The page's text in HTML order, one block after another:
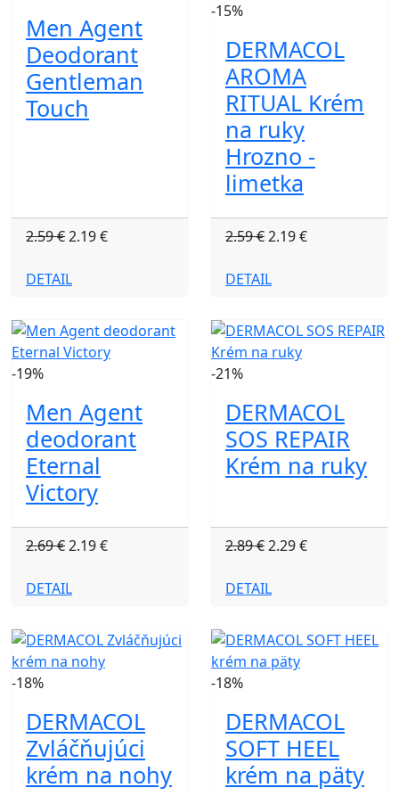
Men Agent
Deodorant
Gentleman
Touch
2.59 €2.19 €
DETAIL
-15%
DERMACOL
AROMA
RITUAL Krém
na ruky
Hrozno -
limetka
2.59 €2.19 €
DETAIL
-19%
Men Agent
deodorant
Eternal
Victory
2.69 €2.19 €
DETAIL
-21%
DERMACOL
SOS REPAIR
Krém na ruky
2.89 €2.29 €
DETAIL
-18%
DERMACOL
Zvláčňujúci
krém na nohy
-18%
DERMACOL
SOFT HEEL
krém na päty